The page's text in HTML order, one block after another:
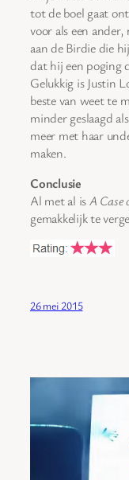
tot de boel gaat
voor als een
aan de Birdie die
dat hij een poging
Gelukkig is Justin
beste van weet te
minder geslaagd
meer met haar
maken.
Conclusie
Al met al isA Case
gemakkelijk te
26 mei 2015